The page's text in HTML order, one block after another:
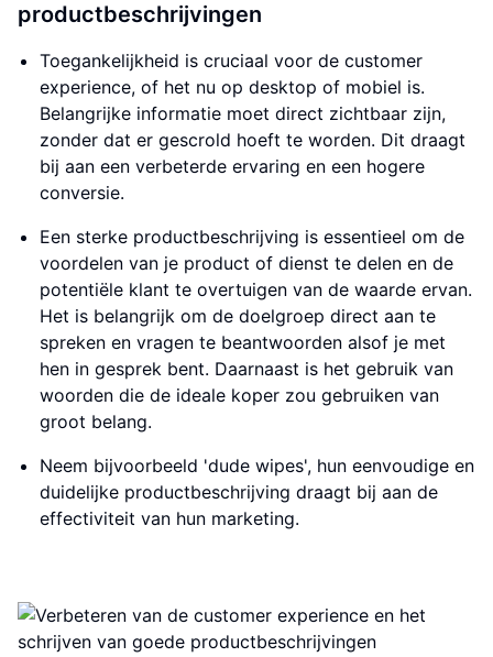
productbeschrijvingen
Toegankelijkheid is cruciaal voor de customer
experience, of het nu op desktop of mobiel is.
Belangrijke informatie moet direct zichtbaar zijn,
zonder dat er gescrold hoeft te worden. Dit draagt
bij aan een verbeterde ervaring en een hogere
conversie.
Een sterke productbeschrijving is essentieel om de
voordelen van je product of dienst te delen en de
potentiële klant te overtuigen van de waarde ervan.
Het is belangrijk om de doelgroep direct aan te
spreken en vragen te beantwoorden alsof je met
hen in gesprek bent. Daarnaast is het gebruik van
woorden die de ideale koper zou gebruiken van
groot belang.
Neem bijvoorbeeld 'dude wipes', hun eenvoudige en
duidelijke productbeschrijving draagt bij aan de
effectiviteit van hun marketing.